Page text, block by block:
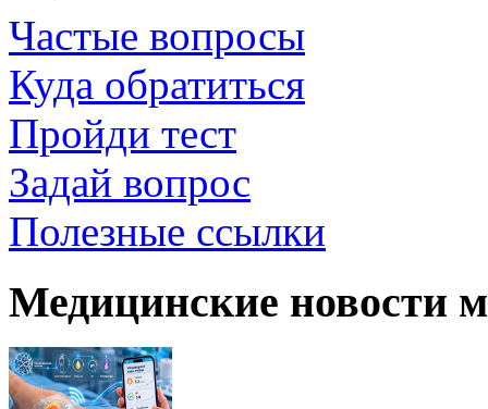
Частые вопросы
Куда обратиться
Пройди тест
Задай вопрос
Полезные ссылки
Медицинские новости